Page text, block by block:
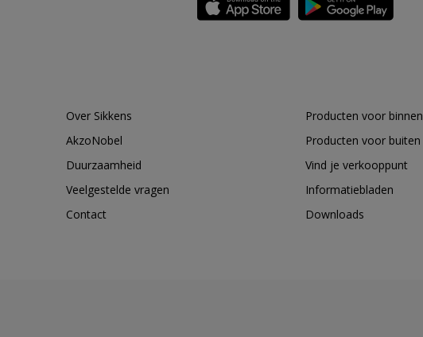
Over Sikkens
AkzoNobel
Duurzaamheid
Veelgestelde vragen
Contact
Producten voor binnen
Producten voor buiten
Vind je verkooppunt
Informatiebladen
Downloads